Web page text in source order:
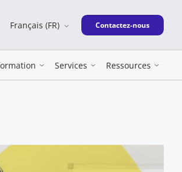
Français (FR) New window
Contactez-nous
Services Ressources